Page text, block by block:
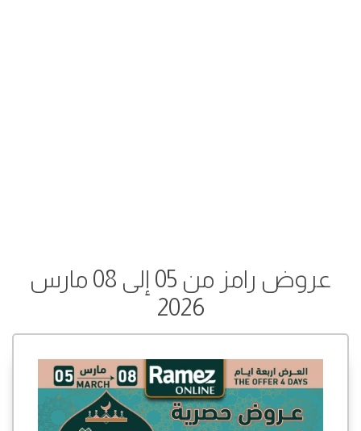
عروض رامز من 05 إلى 08 مارس
2026